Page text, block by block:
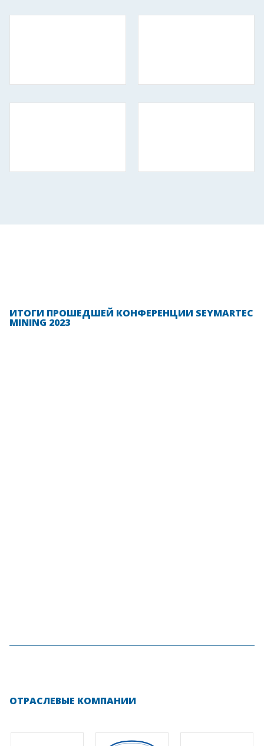
ИТОГИ ПРОШЕДШЕЙ КОНФЕРЕНЦИИ SEYMARTEC
MINING 2023
ОТРАСЛЕВЫЕ КОМПАНИИ